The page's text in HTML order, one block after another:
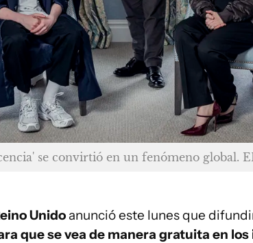
se convirtió en un fenómeno global.
Unido anunció este lunes que
que se vea de manera gratuita en